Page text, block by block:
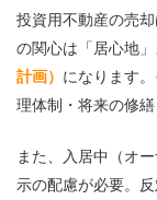
投資用不動産の売
の関心は「居心地」
計画） になります
理体制・将来の修
また、入居中（オ
示の配慮が必要。